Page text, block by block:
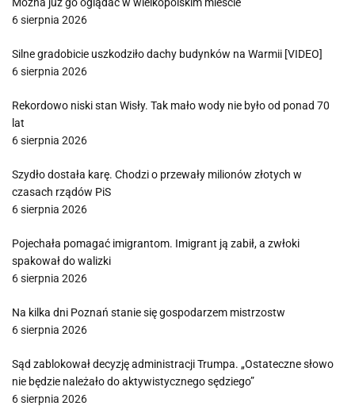
6 sierpnia 2026
Silne gradobicie uszkodziło dachy budynków na Warmii [VIDEO]
6 sierpnia 2026
Rekordowo niski stan Wisły. Tak mało wody nie było od ponad 70
lat
6 sierpnia 2026
Szydło dostała karę. Chodzi o przewały milionów złotych w
czasach rządów PiS
6 sierpnia 2026
Pojechała pomagać imigrantom. Imigrant ją zabił, a zwłoki
spakował do walizki
6 sierpnia 2026
Na kilka dni Poznań stanie się gospodarzem mistrzostw
6 sierpnia 2026
Sąd zablokował decyzję administracji Trumpa. „Ostateczne słowo
nie będzie należało do aktywistycznego sędziego”
6 sierpnia 2026